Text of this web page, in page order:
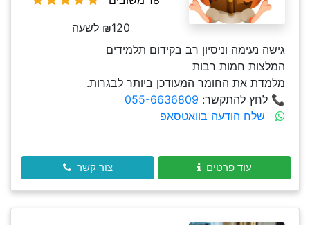
₪120 לשעה
גישה נעימה וניסיון רב בקידום תלמידים
המלצות חמות רבות
מלמדת את החומר המעודכן ביותר לבגרות.
📞 לחץ להתקשר: 055-6636809
שלח הודעה בוואטסאפ
עוד פרטים צור קשר